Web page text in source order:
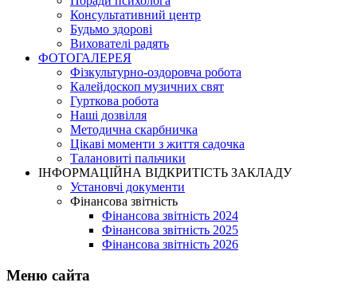
Консультативний центр
Будьмо здорові
Вихователі радять
ФОТОГАЛЕРЕЯ
Фізкультурно-оздоровча робота
Калейдоскоп музичних свят
Гурткова робота
Наші дозвілля
Методична скарбничка
Цікаві моменти з життя садочка
Талановиті пальчики
ІНФОРМАЦІЙНА ВІДКРИТІСТЬ ЗАКЛАДУ
Установчі документи
Фінансова звітність
Фінансова звітність 2024
Фінансова звітність 2025
Фінансова звітність 2026
Меню сайта